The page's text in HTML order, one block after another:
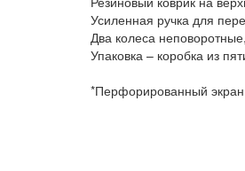
Усиленная ручка для
Два колеса
Упаковка – коробка из
*Перфорированный экран